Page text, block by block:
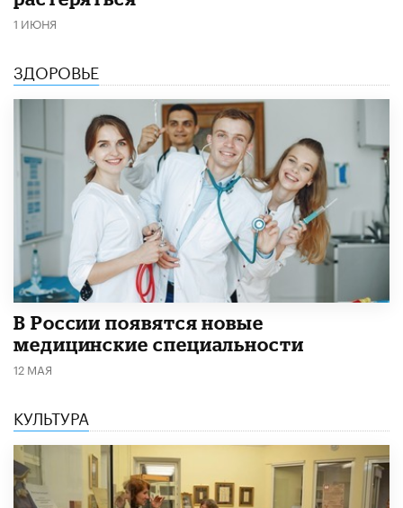
1 ИЮНЯ
ЗДОРОВЬЕ
В России появятся новые
медицинские специальности
12 МАЯ
КУЛЬТУРА